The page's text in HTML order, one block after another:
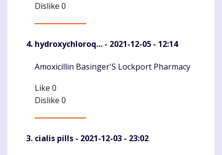
Dislike 0
hydroxychloroq… - 2021-12-05 - 12:14
Komentaras
Amoxicillin Basinger'S Lockport Pharmacy
Like 0
Dislike 0
cialis pills - 2021-12-03 - 23:02